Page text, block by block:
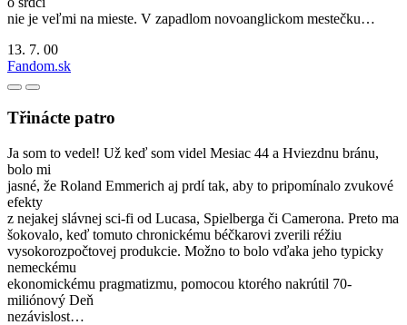
nie je veľmi na mieste. V zapadlom novoanglickom mestečku…
13. 7. 00
Fandom.sk
Třinácte patro
Ja som to vedel! Už keď som videl Mesiac 44 a Hviezdnu bránu,
bolo mi
jasné, že Roland Emmerich aj prdí tak, aby to pripomínalo zvukové
efekty
z nejakej slávnej sci-fi od Lucasa, Spielberga či Camerona. Preto ma
šokovalo, keď tomuto chronickému béčkarovi zverili réžiu
vysokorozpočtovej produkcie. Možno to bolo vďaka jeho typicky
nemeckému
ekonomickému pragmatizmu, pomocou ktorého nakrútil 70-
miliónový Deň
nezávislost…